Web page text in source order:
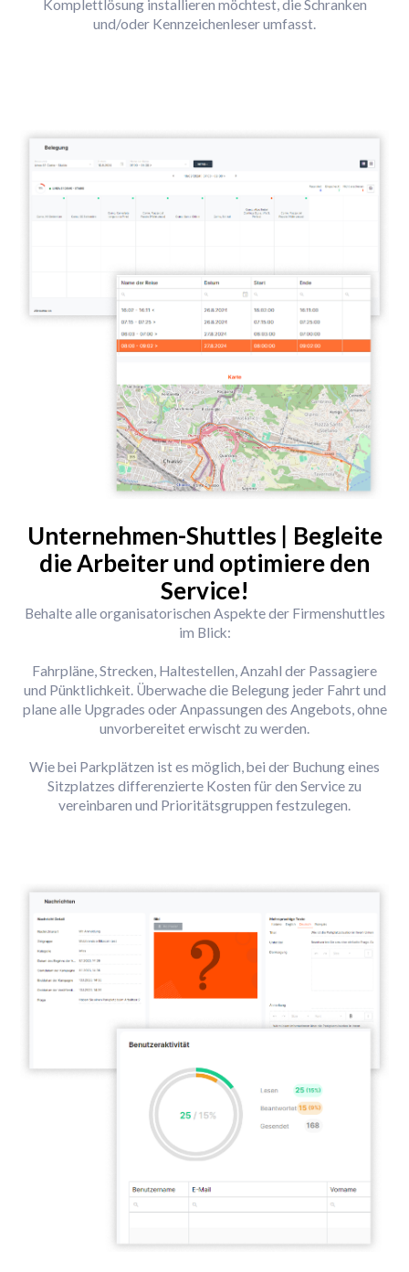
Komplettlösung installieren möchtest, die Schranken
und/oder Kennzeichenleser umfasst.
Unternehmen-Shuttles | Begleite
die Arbeiter und optimiere den
Service!
Behalte alle organisatorischen Aspekte der Firmenshuttles
im Blick:
Fahrpläne, Strecken, Haltestellen, Anzahl der Passagiere
und Pünktlichkeit. Überwache die Belegung jeder Fahrt und
plane alle Upgrades oder Anpassungen des Angebots, ohne
unvorbereitet erwischt zu werden.
Wie bei Parkplätzen ist es möglich, bei der Buchung eines
Sitzplatzes differenzierte Kosten für den Service zu
vereinbaren und Prioritätsgruppen festzulegen.